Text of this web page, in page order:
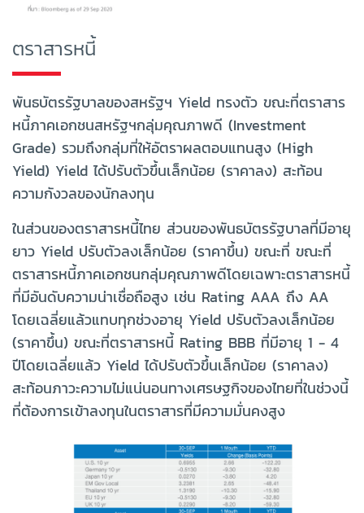
ตราสารหนี้
พันธบัตรรัฐบาลของสหรัฐฯ Yield ทรงตัว ขณะที่ตราสาร
หนี้ภาคเอกชนสหรัฐฯกลุ่มคุณภาพดี (Investment
Grade) รวมถึงกลุ่มที่ให้อัตราผลตอบแทนสูง (High
Yield) Yield ได้ปรับตัวขึ้นเล็กน้อย (ราคาลง) สะท้อน
ความกังวลของนักลงทุน
ในส่วนของตราสารหนี้ไทย ส่วนของพันธบัตรรัฐบาลที่มีอายุ
ยาว Yield ปรับตัวลงเล็กน้อย (ราคาขึ้น) ขณะที่ ขณะที่
ตราสารหนี้ภาคเอกชนกลุ่มคุณภาพดีโดยเฉพาะตราสารหนี้
ที่มีอันดับความน่าเชื่อถือสูง เช่น Rating AAA ถึง AA
โดยเฉลี่ยแล้วแทบทุกช่วงอายุ Yield ปรับตัวลงเล็กน้อย
(ราคาขึ้น) ขณะที่ตราสารหนี้ Rating BBB ที่มีอายุ 1 - 4
ปีโดยเฉลี่ยแล้ว Yield ได้ปรับตัวขึ้นเล็กน้อย (ราคาลง)
สะท้อนภาวะความไม่แน่นอนทางเศรษฐกิจของไทยที่ในช่วงนี้
ที่ต้องการเข้าลงทุนในตราสารที่มีความมั่นคงสูง